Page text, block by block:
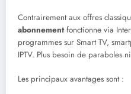
Contrairement aux offres
abonnementfonctionne via
programmes sur Smart TV,
IPTV. Plus besoin de paraboles
Les principaux avantages sont :